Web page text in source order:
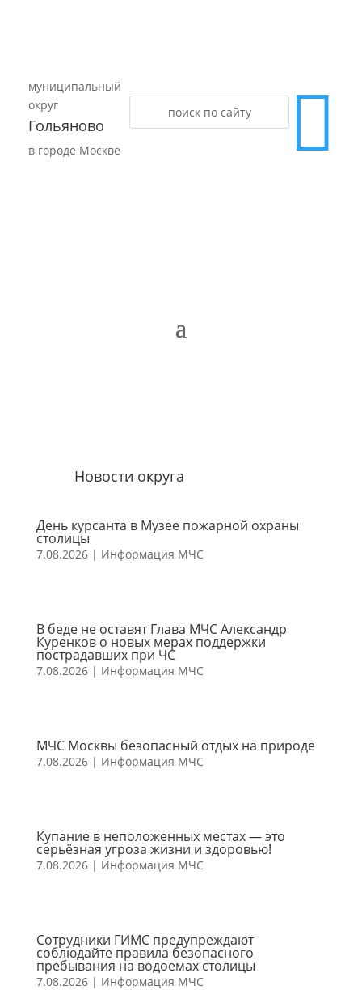
муниципальный
округ
Гольяново
в городе Москве 
Новости округа
День курсанта в Музее пожарной охраны
столицы
7.08.2026| Информация МЧС
В беде не оставят Глава МЧС Александр
Куренков о новых мерах поддержки
пострадавших при ЧС
7.08.2026| Информация МЧС
МЧС Москвы безопасный отдых на природе
7.08.2026| Информация МЧС
Купание в неположенных местах — это
серьёзная угроза жизни и здоровью!
7.08.2026| Информация МЧС
Сотрудники ГИМС предупреждают
соблюдайте правила безопасного
пребывания на водоемах столицы
7.08.2026| Информация МЧС